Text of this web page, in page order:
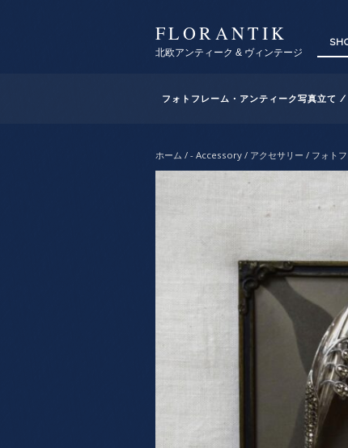
FLORANTIK
北欧アンティーク & ヴィンテージ
フォトフレーム・アンティーク写真立て
ホーム / - Accessory / アクセサリー / フォト